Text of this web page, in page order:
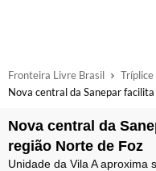
Fronteira Livre Brasil
Nova central da Sanepar
Nova central da
região Norte de Foz
Unidade da Vila A aproxima